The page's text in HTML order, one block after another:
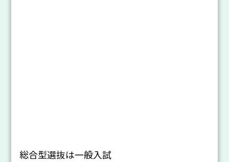
総合型選抜は一般入試